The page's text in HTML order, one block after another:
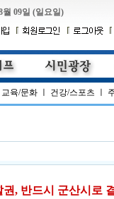
월 09일 (일요일)
교육/문화 건강/스포츠
, 반드시 군산시로